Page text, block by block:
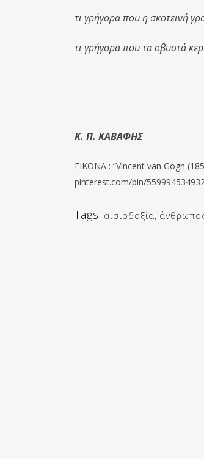
τι γρήγορα που η σκοτεινή
τι γρήγορα που τα σβυστά
Κ. Π. ΚΑΒΑΦΗΣ
EIKONA : “Vincent van Gogh
pinterest.com/pin/
Tags: αισιοδοξία,